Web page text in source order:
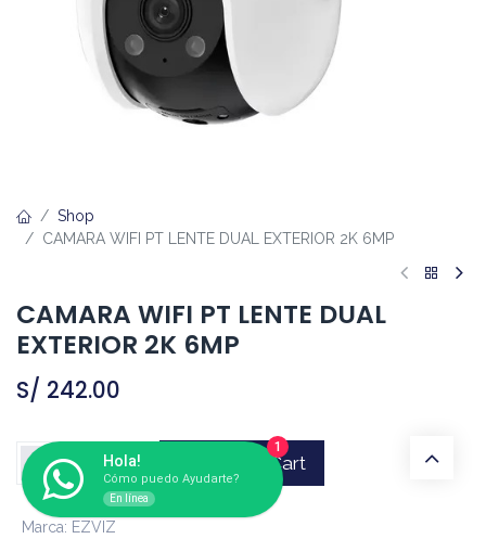
Shop
CAMARA WIFI PT LENTE DUAL EXTERIOR 2K 6MP
CAMARA WIFI PT LENTE DUAL
EXTERIOR 2K 6MP
S/ 242.00
Add to Cart
Marca: EZVIZ
Hola!
Cómo puedo Ayudarte?
En línea
1